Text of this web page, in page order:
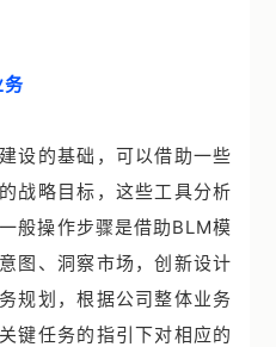
务
设的基础，可以借助一些
战略目标，这些工具分析
般操作步骤是借助BLM模
图、洞察市场，创新设计
规划，根据公司整体业务
键任务的指引下对相应的